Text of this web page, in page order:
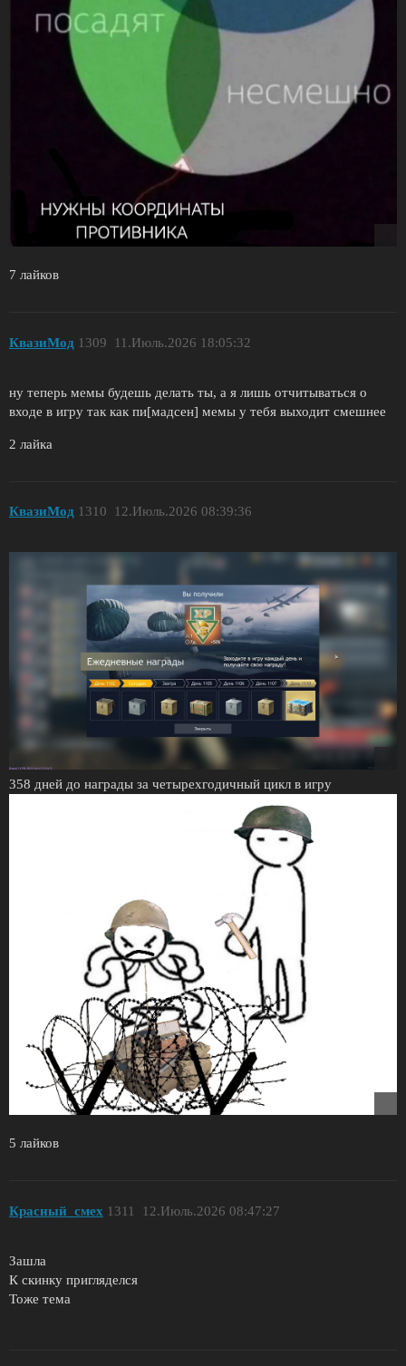
7 лайков
КвазиМод 11.Июль.2026 18:05:32
1309
ну теперь мемы будешь делать ты, а я лишь отчитываться о
входе в игру так как пи[мадсен] мемы у тебя выходит смешнее
2 лайка
КвазиМод 12.Июль.2026 08:39:36
1310
358 дней до награды за четырехгодичный цикл в игру
5 лайков
Красный_смех 12.Июль.2026 08:47:27
1311
Зашла
К скинку пригляделся
Тоже тема